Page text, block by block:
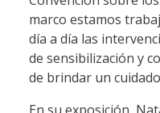
marco estamos
día a día las
de sensibilización y
de brindar un